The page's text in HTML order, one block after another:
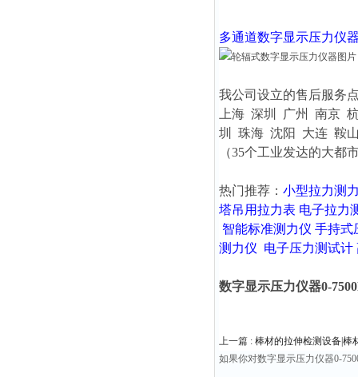
多通道数字显示压力仪
我公司设立的售后服务
上海 深圳 广州 南京
圳 珠海 沈阳 大连 鞍
（35个工业发达的大都
热门推荐： 小型拉力测
塔吊用拉力表 电子拉力
智能标准测力仪 手持式
测力仪 电子压力测试计
数字显示压力仪器0-
上一篇 : 棒材的拉伸检测设备|棒
如果你对数字显示压力仪器0-